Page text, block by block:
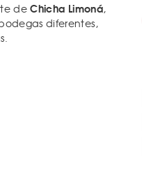
deChicha Limoná,
diferentes,